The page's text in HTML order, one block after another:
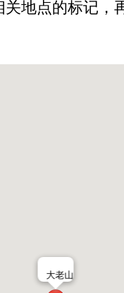
地点的标记，
大老山